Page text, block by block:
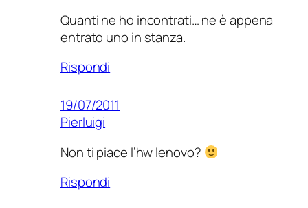
Quanti ne ho incontrati… ne è appena
entrato uno in stanza.
Rispondi
19/07/2011
Pierluigi
Non ti piace l’hw lenovo?
Rispondi